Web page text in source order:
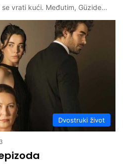
vrati kući. Međutim, Güzide…
Dvostruki život